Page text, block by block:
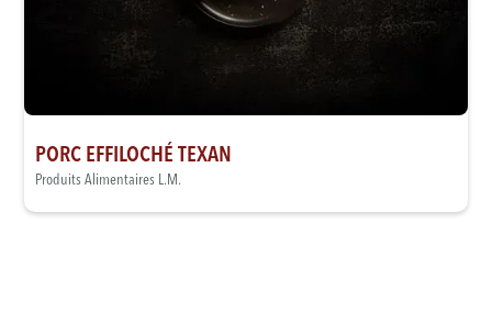
PORC EFFILOCHÉ TEXAN
Produits Alimentaires L.M.